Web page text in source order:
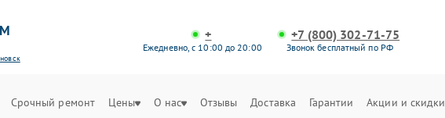
+
Ежедневно, с 10:00 до 20:00
+7 (800) 302-71-75
Звонок бесплатный по РФ
Срочный ремонт Цены О нас Отзывы Доставка Гарантии Акции и скидки